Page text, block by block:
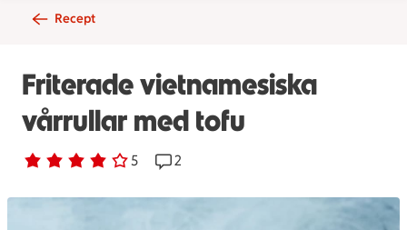
Recept
Friterade vietnamesiska
vårrullar med tofu
Betyg 4 av 5. 5
5 personer har röstatReceptet har 2 kommentarer
2